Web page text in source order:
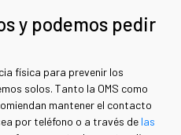
y podemos pedir
física para prevenir los
solos. Tanto la OMS como
mantener el contacto
por teléfono o a través de las